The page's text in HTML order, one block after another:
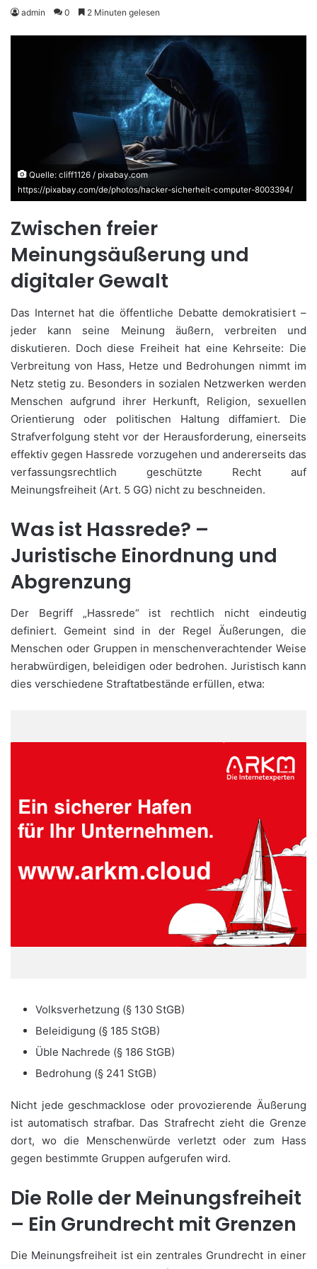
admin 0 2 Minuten gelesen
Quelle: cliff1126 / pixabay.com
https://pixabay.com/de/photos/hacker-sicherheit-computer-8003394/
Zwischen freier
Meinungsäußerung und
digitaler Gewalt
Das Internet hat die öffentliche Debatte demokratisiert –
jeder kann seine Meinung äußern, verbreiten und
diskutieren. Doch diese Freiheit hat eine Kehrseite: Die
Verbreitung von Hass, Hetze und Bedrohungen nimmt im
Netz stetig zu. Besonders in sozialen Netzwerken werden
Menschen aufgrund ihrer Herkunft, Religion, sexuellen
Orientierung oder politischen Haltung diffamiert. Die
Strafverfolgung steht vor der Herausforderung, einerseits
effektiv gegen Hassrede vorzugehen und andererseits das
verfassungsrechtlich geschützte Recht auf
Meinungsfreiheit (Art. 5 GG) nicht zu beschneiden.
Was ist Hassrede? –
Juristische Einordnung und
Abgrenzung
Der Begriff „Hassrede“ ist rechtlich nicht eindeutig
definiert. Gemeint sind in der Regel Äußerungen, die
Menschen oder Gruppen in menschenverachtender Weise
herabwürdigen, beleidigen oder bedrohen. Juristisch kann
dies verschiedene Straftatbestände erfüllen, etwa:
Volksverhetzung (§ 130 StGB)
Beleidigung (§ 185 StGB)
Üble Nachrede (§ 186 StGB)
Bedrohung (§ 241 StGB)
Nicht jede geschmacklose oder provozierende Äußerung
ist automatisch strafbar. Das Strafrecht zieht die Grenze
dort, wo die Menschenwürde verletzt oder zum Hass
gegen bestimmte Gruppen aufgerufen wird.
Die Rolle der Meinungsfreiheit
– Ein Grundrecht mit Grenzen
Die Meinungsfreiheit ist ein zentrales Grundrecht in einer